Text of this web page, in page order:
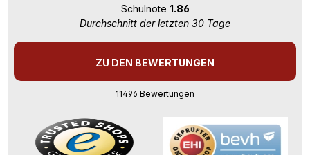
Schulnote 1.86
Durchschnitt der letzten 30 Tage
ZU DEN BEWERTUNGEN
11496 Bewertungen